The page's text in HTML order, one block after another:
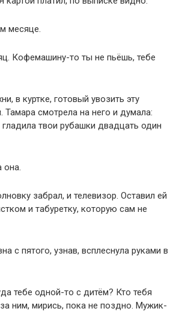
месяце.
Кофемашину-то ты не пьёшь, тебе
в куртке, готовый увозить эту
смотрела на него и думала:
твои рубашки двадцать один
она.
забрал, и телевизор. Оставил ей
и табуретку, которую сам не
с пятого, узнав, всплеснула руками в
тебе одной-то с дитём? Кто тебя
ним, мирись, пока не поздно. Мужик-